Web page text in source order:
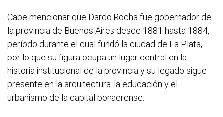
Cabe mencionar que Dardo Rocha fue gobernador de
la provincia de Buenos Aires desde 1881 hasta 1884,
período durante el cual fundó la ciudad de La Plata,
por lo que su figura ocupa un lugar central en la
historia institucional de la provincia y su legado sigue
presente en la arquitectura, la educación y el
urbanismo de la capital bonaerense.